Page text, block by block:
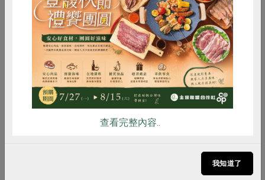
2026-04-28 親子食育
合作社綠食育故事集 讓大人牽起小孩的
手，探索食物的真面貌
因食物驚奇的一瞬間，閃閃發亮的眼中，看見種在
他們心中的美麗田園。牽著手，我們要一起踏入永
惜食 RPET 食譜 減硝酸鹽
雞蛋 食安 共同購買
查看完整內容..
我知道了